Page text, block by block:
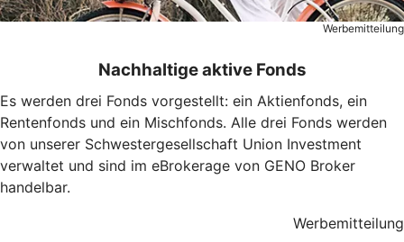
Werbemitteilung
Nachhaltige aktive Fonds
Es werden drei Fonds vorgestellt: ein Aktienfonds, ein
Rentenfonds und ein Mischfonds. Alle drei Fonds werden
von unserer Schwestergesellschaft Union Investment
verwaltet und sind im eBrokerage von GENO Broker
handelbar.
Werbemitteilung